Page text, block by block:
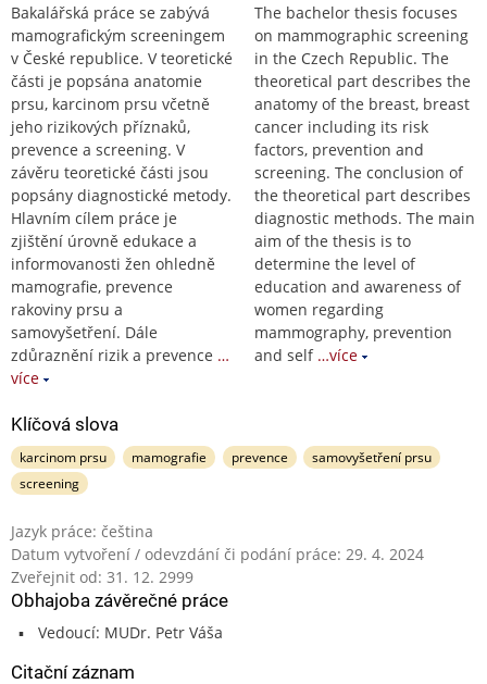
Bakalářská práce se zabývá
mamografickým screeningem
v České republice. V teoretické
části je popsána anatomie
prsu, karcinom prsu včetně
jeho rizikových příznaků,
prevence a screening. V
závěru teoretické části jsou
popsány diagnostické metody.
Hlavním cílem práce je
zjištění úrovně edukace a
informovanosti žen ohledně
mamografie, prevence
rakoviny prsu a
samovyšetření. Dále
zdůraznění rizik a prevence …
více
The bachelor thesis focuses
on mammographic screening
in the Czech Republic. The
theoretical part describes the
anatomy of the breast, breast
cancer including its risk
factors, prevention and
screening. The conclusion of
the theoretical part describes
diagnostic methods. The main
aim of the thesis is to
determine the level of
education and awareness of
women regarding
mammography, prevention
and self …více
Klíčová slova
karcinom prsu mamografie prevence
samovyšetření prsu
screening
Jazyk práce: čeština
Datum vytvoření / odevzdání či podání práce: 29. 4. 2024
Zveřejnit od: 31. 12. 2999
Obhajoba závěrečné práce
Vedoucí: MUDr. Petr Váša
Citační záznam